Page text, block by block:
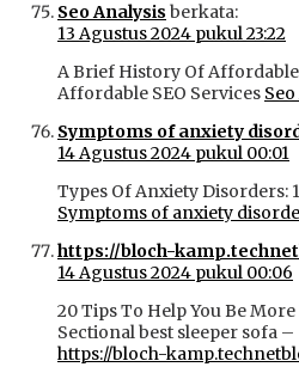
Seo Analysis berkata:
13 Agustus 2024 pukul 23:22
A Brief History Of
Affordable SEO Services
Symptoms of anxiety
14 Agustus 2024 pukul 00:01
Types Of Anxiety Disorders:
Symptoms of anxiety
https://bloch-
14 Agustus 2024 pukul 00:06
20 Tips To Help You Be
Sectional best sleeper sofa –
https://bloch-